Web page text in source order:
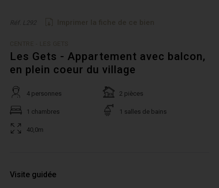
Réf. L292
Les Gets - Appartement avec balcon,
en plein coeur du village
4 personnes 2 pièces
1 chambres 1 salles de bains
40,0m
Visite guidée